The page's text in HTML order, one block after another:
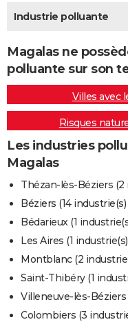
Destinations
City break
Voyage nature
Voyage de noces
Forum
Climat
+PHOTO
GUIDES D'ACHAT
BONS PLANS
CARTE DE VOEUX
Carte de Noël
Carte Bonne année
Carte Saint-Valentin
Carte Pâques
Carte d'anniversaire
DICTIONNAIRE
Dictionnaire
Biographies
Citations
Expressions
Proverbes
PROGRAMME TV
COPAINS D'AVANT
S'inscrire
Se connecter
Lycées
Collèges
Primaires
Universités
Entreprises
Service militaire
Avis de recherche
AVIS DE DÉCÈS
FORUM
Bricolage
Lifestyle
Culture
Sport
Auto
Television
Voyage
Cinema
Industrie polluante
Magalas ne
polluante sur son
Villes avec
Risques
Les industries
Magalas
Thézan-lès-Béziers (2
Béziers (14
Bédarieux (1
Les Aires (1
Montblanc (2
Saint-Thibéry (1
Villeneuve-lès-
Colombiers (3